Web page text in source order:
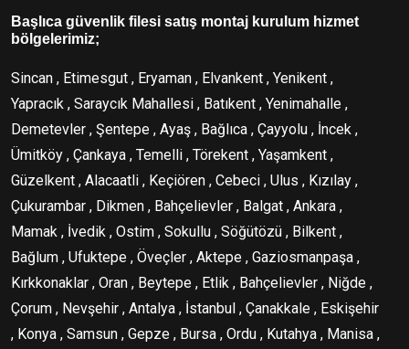
Başlıca güvenlik filesi satış montaj kurulum hizmet
bölgelerimiz;
Sincan , Etimesgut , Eryaman , Elvankent , Yenikent ,
Yapracık , Saraycık Mahallesi , Batıkent , Yenimahalle ,
Demetevler , Şentepe , Ayaş , Bağlıca , Çayyolu , İncek ,
Ümitköy , Çankaya , Temelli , Törekent , Yaşamkent ,
Güzelkent , Alacaatli , Keçiören , Cebeci , Ulus , Kızılay ,
Çukurambar , Dikmen , Bahçelievler , Balgat , Ankara ,
Mamak , İvedik , Ostim , Sokullu , Söğütözü , Bilkent ,
Bağlum , Ufuktepe , Öveçler , Aktepe , Gaziosmanpaşa ,
Kırkkonaklar , Oran , Beytepe , Etlik , Bahçelievler , Niğde ,
Çorum , Nevşehir , Antalya , İstanbul , Çanakkale , Eskişehir
, Konya , Samsun , Gepze , Bursa , Ordu , Kutahya , Manisa ,